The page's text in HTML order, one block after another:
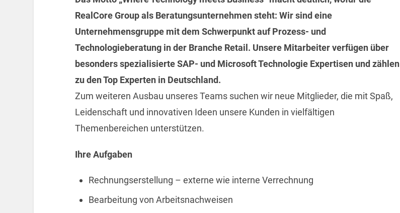
RealCore Group als Beratungsunternehmen steht: Wir sind eine
Unternehmensgruppe mit dem Schwerpunkt auf Prozess- und
Technologieberatung in der Branche Retail. Unsere Mitarbeiter verfügen über
besonders spezialisierte SAP- und Microsoft Technologie Expertisen und zählen
zu den Top Experten in Deutschland.
Zum weiteren Ausbau unseres Teams suchen wir neue Mitglieder, die mit Spaß,
Leidenschaft und innovativen Ideen unsere Kunden in vielfältigen
Themenbereichen unterstützen.
Ihre Aufgaben
Rechnungserstellung – externe wie interne Verrechnung
Bearbeitung von Arbeitsnachweisen